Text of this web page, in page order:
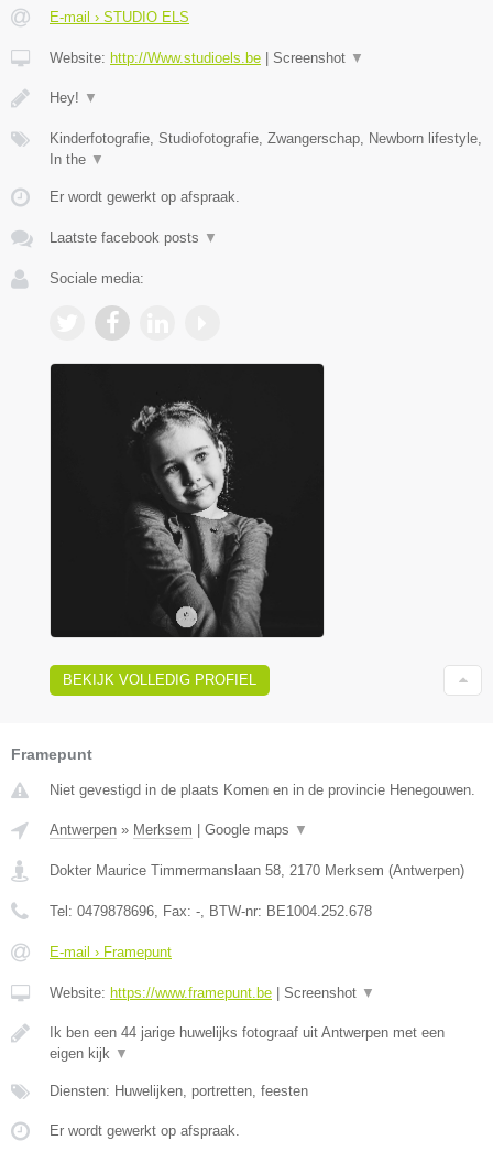
E-mail › STUDIO ELS
Website: http://Www.studioels.be Screenshot ▼
Hey! ▼
Kinderfotografie, Studiofotografie, Zwangerschap, Newborn lifestyle,
In the ▼
Er wordt gewerkt op afspraak.
Laatste facebook posts ▼
Sociale media:
BEKIJK VOLLEDIG PROFIEL
Framepunt
Niet gevestigd in de plaats Komen en in de provincie Henegouwen.
Antwerpen » Merksem Google maps ▼
Dokter Maurice Timmermanslaan 58 2170 Merksem (Antwerpen)
Tel: 0479878696 , Fax: - , BTW-nr: BE1004.252.678
E-mail › Framepunt
Website: https://www.framepunt.be Screenshot ▼
Ik ben een 44 jarige huwelijks fotograaf uit Antwerpen met een
eigen kijk ▼
Diensten: Huwelijken, portretten, feesten
Er wordt gewerkt op afspraak.